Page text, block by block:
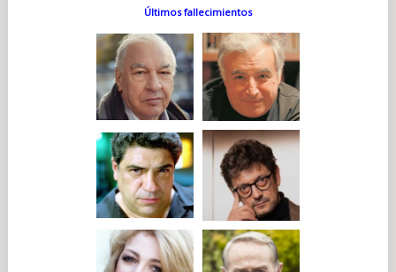
Últimos fallecimientos